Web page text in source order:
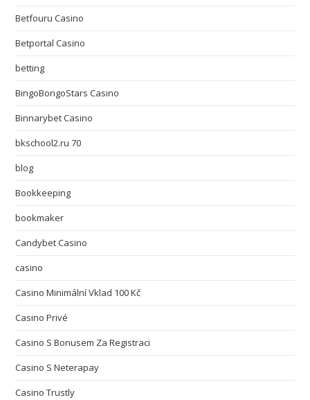
Betfouru Casino
Betportal Casino
betting
BingoBongoStars Casino
Binnarybet Casino
bkschool2.ru 70
blog
Bookkeeping
bookmaker
Candybet Casino
casino
Casino Minimální Vklad 100 Kč
Casino Privé
Casino S Bonusem Za Registraci
Casino S Neterapay
Casino Trustly